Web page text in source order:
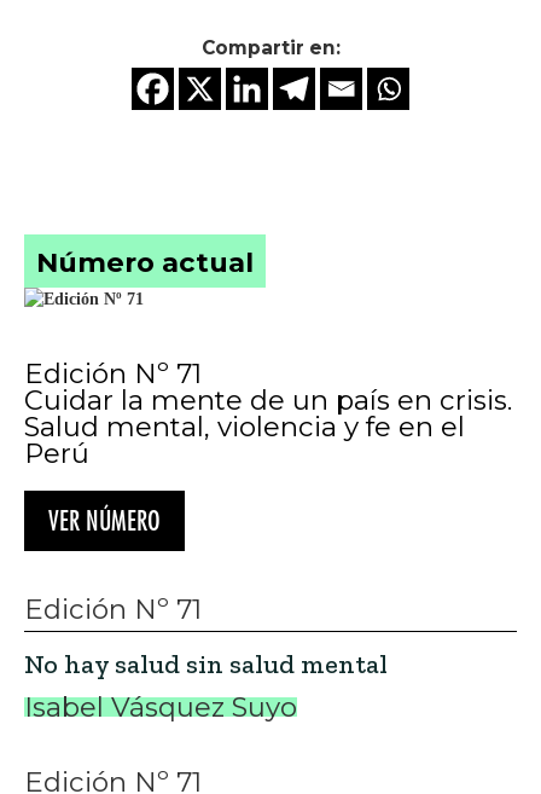
Compartir en:
Número actual
Edición Nº 71
Cuidar la mente de un país en crisis.
Salud mental, violencia y fe en el
Perú
VER NÚMERO
Edición Nº 71
No hay salud sin salud mental
Isabel Vásquez Suyo
Edición Nº 71